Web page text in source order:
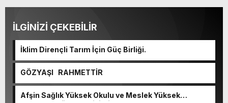
İLGİNİZİ ÇEKEBİLİR
İklim Dirençli Tarım İçin Güç Birliği.
GÖZYAŞI RAHMETTİR
Afşin Sağlık Yüksek Okulu ve Meslek Yüksek